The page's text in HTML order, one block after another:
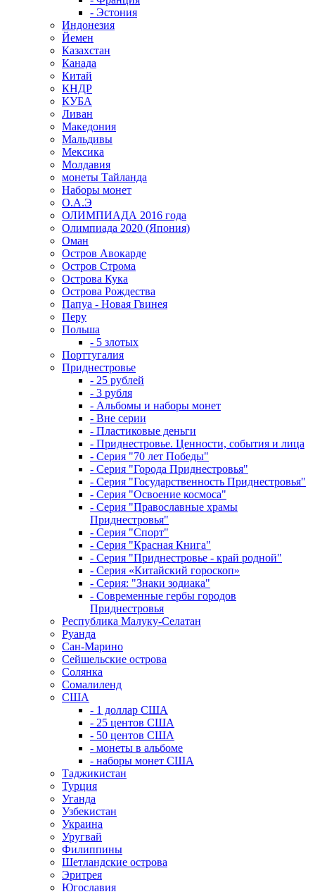
- Эстония
Индонезия
Йемен
Казахстан
Канада
Китай
КНДР
КУБА
Ливан
Македония
Мальдивы
Мексика
Молдавия
монеты Тайланда
Наборы монет
О.А.Э
ОЛИМПИАДА 2016 года
Олимпиада 2020 (Япония)
Оман
Остров Авокарде
Остров Строма
Острова Кука
Острова Рождества
Папуа - Новая Гвинея
Перу
Польша
- 5 злотых
Порттугалия
Приднестровье
- 25 рублей
- 3 рубля
- Альбомы и наборы монет
- Вне серии
- Пластиковые деньги
- Приднестровье. Ценности, события и лица
- Серия "70 лет Победы"
- Серия "Города Приднестровья"
- Серия "Государственность Приднестровья"
- Серия "Освоение космоса"
- Серия "Православные храмы
Приднестровья"
- Серия "Спорт"
- Серия "Красная Книга"
- Серия "Приднестровье - край родной"
- Серия «Китайский гороскоп»
- Серия: "Знаки зодиака"
- Современные гербы городов
Приднестровья
Республика Малуку-Селатан
Руанда
Сан-Марино
Сейшельские острова
Солянка
Сомалиленд
США
- 1 доллар США
- 25 центов США
- 50 центов США
- монеты в альбоме
- наборы монет США
Таджикистан
Турция
Уганда
Узбекистан
Украина
Уругвай
Филиппины
Шетландские острова
Эритрея
Югославия